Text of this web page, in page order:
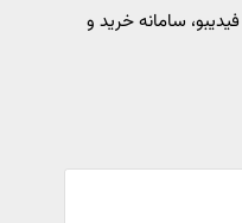
در وبسایت فیدیبو، سامانه خرید و